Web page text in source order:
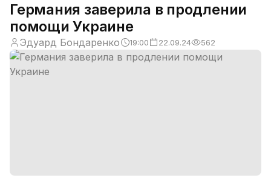
Германия заверила в продлении
помощи Украине
Эдуард Бондаренко 19:00 22.09.24 562